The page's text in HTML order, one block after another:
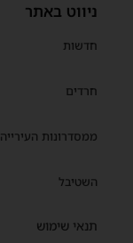
ניווט באתר
חדשות
חרדים
ממסדרונות העירייה
השטיבל
תנאי שימוש